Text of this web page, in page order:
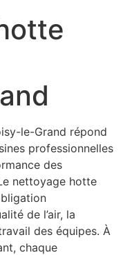
le-Grand répond
professionnelles
des
nettoyage hotte
de l’air, la
des équipes. À
chaque